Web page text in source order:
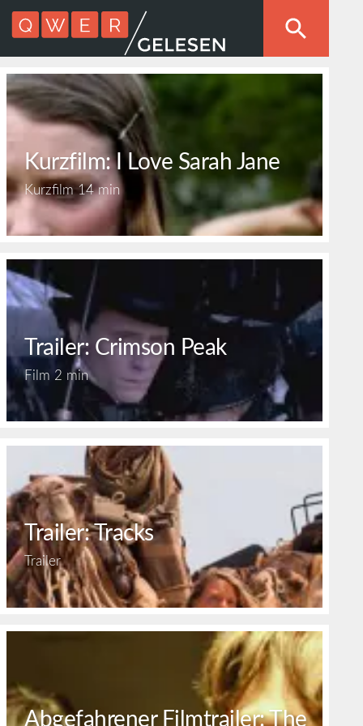
Kurzfilm: I Love Sarah Jane
Kurzfilm14 min
Trailer: Crimson Peak
Film2 min
Trailer: Tracks
Trailer
Abgefahrener Filmtrailer: The